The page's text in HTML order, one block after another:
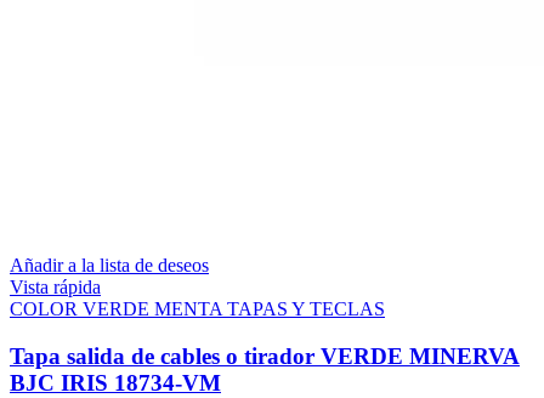
Añadir a la lista de deseos
Vista rápida
COLOR VERDE MENTA TAPAS Y TECLAS
Tapa salida de cables o tirador VERDE MINERVA
BJC IRIS 18734-VM